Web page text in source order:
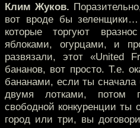
Клим Жуков.
вот вроде бы
которые торгуют
яблоками, огурцами, и
развязали, этот «United
бананов, вот просто. Т.е.
бананами, если ты
двумя лотками, потом
свободной конкуренции ты
город или три, вы